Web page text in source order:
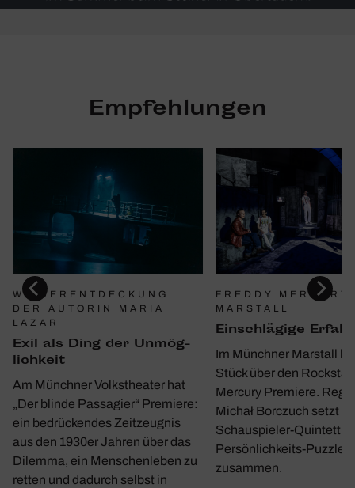
Empfehlungen
WIEDERENTDECKUNG
DER AUTORIN MARIA
LAZAR
Exil als Ding der Unmög­
lich­keit
Am Münchner Volkstheater hat
„Der blinde Passagier“ Premiere:
ein bedrückendes Zeitzeugnis
aus den 1930er Jahren über das
Dilemma, ein Menschenleben zu
retten und dadurch selbst in
FREDDY MERCURY
MARSTALL
Einschlä­gige
Im Münchner Marstall
Stück über den Rockstar
Mercury Premiere.
Michał Borczuch setzt
Schauspieler-Quintett
Persönlichkeits-Puzzle
zusammen.